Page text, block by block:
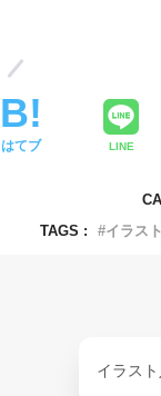
はてブ LINE
TAGS :
イラスト
イラス